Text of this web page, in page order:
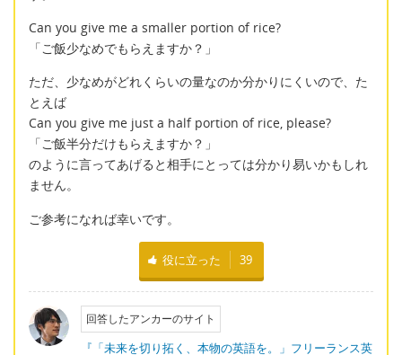
Can you give me a smaller portion of rice?
「ご飯少なめでもらえますか？」
ただ、少なめがどれくらいの量なのか分かりにくいので、た
とえば
Can you give me just a half portion of rice, please?
「ご飯半分だけもらえますか？」
のように言ってあげると相手にとっては分かり易いかもしれ
ません。
ご参考になれば幸いです。
役に立った 39
回答したアンカーのサイト
『「未来を切り拓く、本物の英語を。」フリーランス英